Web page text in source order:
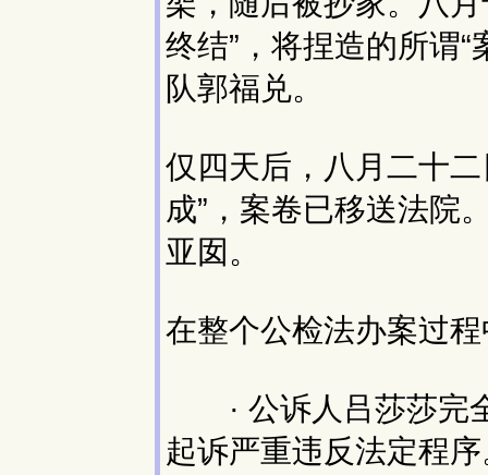
终结”，将捏造的所谓
队郭福兑。
仅四天后，八月二十
成”，案卷已移送法院
亚囡。
在整个公检法办案过
· 公诉人吕莎莎完
起诉严重违反法定程